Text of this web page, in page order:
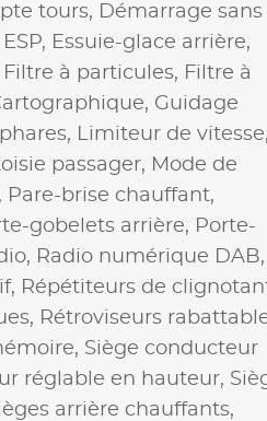
tours, Démarrage sans
ESP, Essuie-glace arrière,
Filtre à particules, Filtre à
Guidage
Limiteur de vitesse,
passager, Mode de
Pare-brise chauffant,
gobelets arrière, Porte-
Radio numérique DAB,
Répétiteurs de
Rétroviseurs
Siège conducteur
réglable en hauteur,
arrière chauffants,